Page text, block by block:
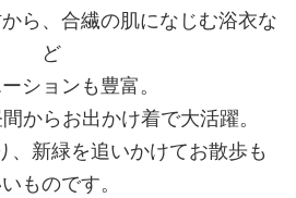
ら、合繊の肌になじむ浴衣な
ど
ションも豊富。
からお出かけ着で大活躍。
、新緑を追いかけてお散歩も
ものです。